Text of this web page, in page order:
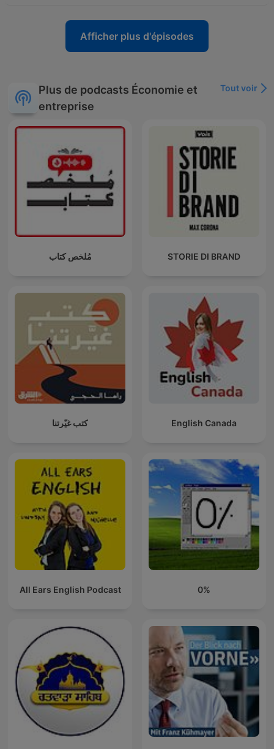
Afficher plus d'épisodes
Plus de podcasts Économie et
entreprise
Tout voir
مُلخص كتاب STORIE DI BRAND
كتب غيّرتنا English Canada
All Ears English Podcast 0%